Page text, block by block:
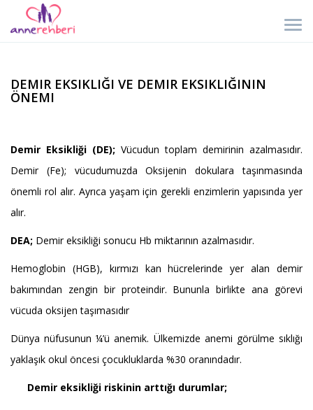
DEMIR EKSIKLIĞI VE DEMIR EKSIKLIĞININ
ÖNEMI
Demir Eksikliği (DE); Vücudun toplam demirinin azalmasıdır.
Demir (Fe); vücudumuzda Oksijenin dokulara taşınmasında
önemli rol alır. Ayrıca yaşam için gerekli enzimlerin yapısında yer
alır.
DEA; Demir eksikliği sonucu Hb miktarının azalmasıdır.
Hemoglobin (HGB), kırmızı kan hücrelerinde yer alan demir
bakımından zengin bir proteindir. Bununla birlikte ana görevi
vücuda oksijen taşımasıdır
Dünya nüfusunun ¼’ü anemik. Ülkemizde anemi görülme sıklığı
yaklaşık okul öncesi çocukluklarda %30 oranındadır.
Demir eksikliği riskinin arttığı durumlar;